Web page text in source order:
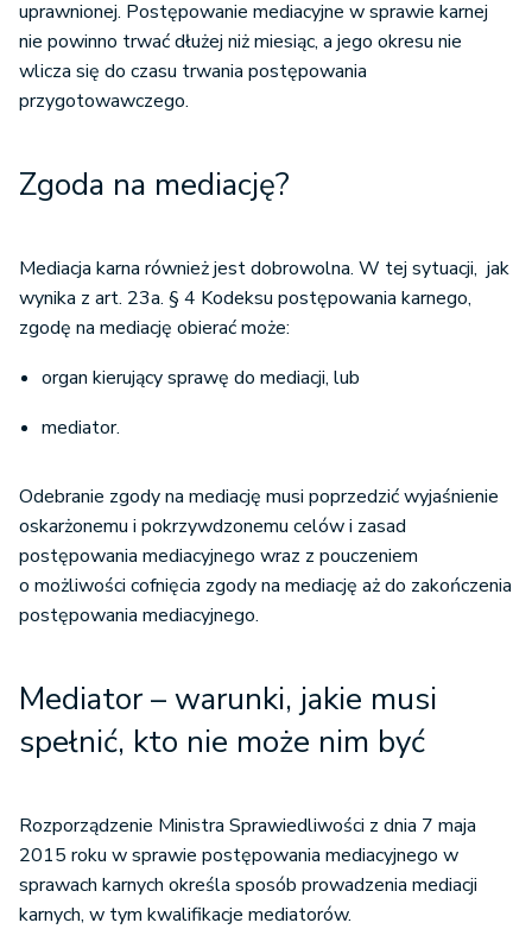
uprawnionej. Postępowanie mediacyjne w sprawie karnej
nie powinno trwać dłużej niż miesiąc, a jego okresu nie
wlicza się do czasu trwania postępowania
przygotowawczego.
Zgoda na mediację?
Mediacja karna również jest dobrowolna. W tej sytuacji, jak
wynika z art. 23a. § 4 Kodeksu postępowania karnego,
zgodę na mediację obierać może:
organ kierujący sprawę do mediacji, lub
mediator.
Odebranie zgody na mediację musi poprzedzić wyjaśnienie
oskarżonemu i pokrzywdzonemu celów i zasad
postępowania mediacyjnego wraz z pouczeniem
o możliwości cofnięcia zgody na mediację aż do zakończenia
postępowania mediacyjnego.
Mediator – warunki, jakie musi
spełnić, kto nie może nim być
Rozporządzenie Ministra Sprawiedliwości z dnia 7 maja
2015 roku w sprawie postępowania mediacyjnego w
sprawach karnych określa sposób prowadzenia mediacji
karnych, w tym kwalifikacje mediatorów.